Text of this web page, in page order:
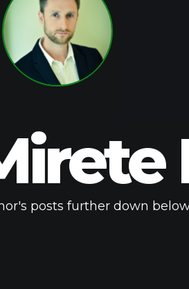
posts further down